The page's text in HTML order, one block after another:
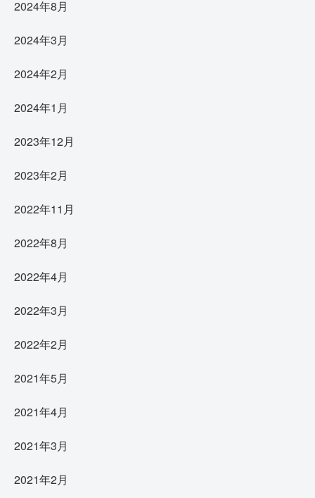
2024年8月
2024年3月
2024年2月
2024年1月
2023年12月
2023年2月
2022年11月
2022年8月
2022年4月
2022年3月
2022年2月
2021年5月
2021年4月
2021年3月
2021年2月